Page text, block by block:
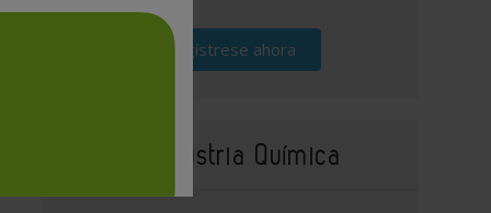
Regístrese ahora
Revista Industria Química